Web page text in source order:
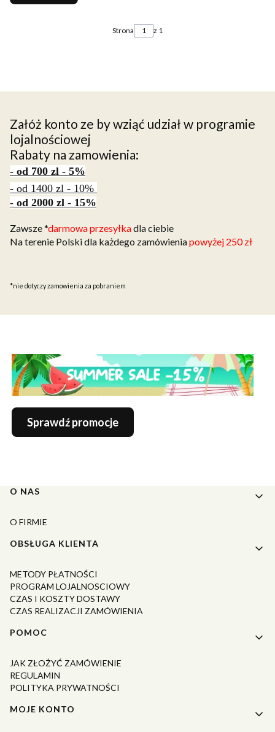
Strona z 1
Załóż konto ze by wziąć udział w programie
lojalnościowej
Rabaty na zamowienia:
- od 700 zl - 5%
- od 1400 zl - 10%
- od 2000 zl - 15%
Zawsze *darmowa przesyłkadla ciebie
Na terenie Polski dla każdego zamówieniapowyżej 250 zł
*nie dotyczy zamowienia za pobraniem
Sprawdź promocje
Linki w stopce
O NAS
O FIRMIE
OBSŁUGA KLIENTA
METODY PŁATNOŚCI
PROGRAM LOJALNOSCIOWY
CZAS I KOSZTY DOSTAWY
CZAS REALIZACJI ZAMÓWIENIA
POMOC
JAK ZŁOŻYĆ ZAMÓWIENIE
REGULAMIN
POLITYKA PRYWATNOŚCI
MOJE KONTO